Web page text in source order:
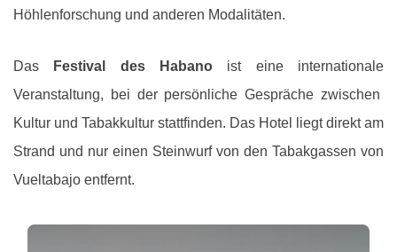
Höhlenforschung und anderen Modalitäten.
Das Festival des Habano ist eine internationale
Veranstaltung, bei der persönliche Gespräche zwischen
Kultur und Tabakkultur stattfinden. Das Hotel liegt direkt am
Strand und nur einen Steinwurf von den Tabakgassen von
Vueltabajo entfernt.